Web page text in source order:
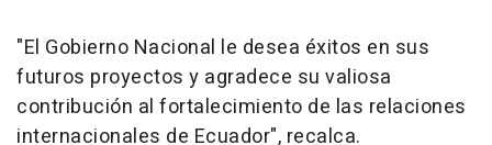
"El Gobierno Nacional le desea éxitos en sus
futuros proyectos y agradece su valiosa
contribución al fortalecimiento de las relaciones
internacionales de Ecuador", recalca.